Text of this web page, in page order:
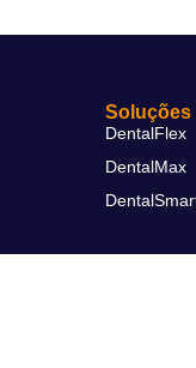
Soluções
DentalFlex
DentalMax